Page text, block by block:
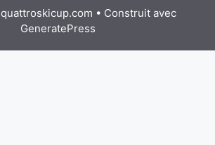
• Construit avec
GeneratePress